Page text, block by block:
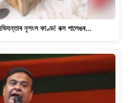
নৃশংস কাণ্ড! বক্স পালেঙৰ…